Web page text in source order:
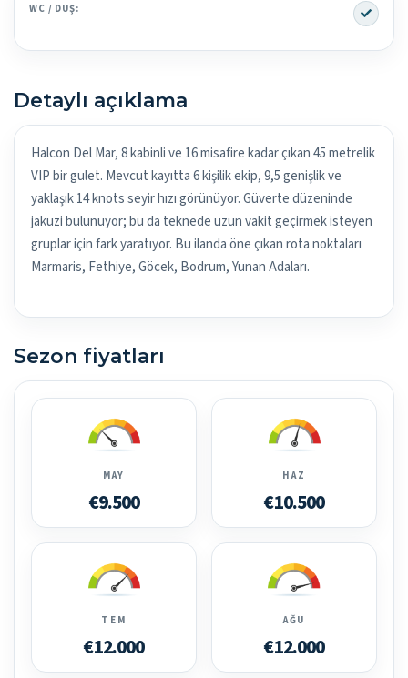
WC / DUŞ: Yes
Detaylı açıklama
Halcon Del Mar, 8 kabinli ve 16 misafire kadar çıkan 45 metrelik
VIP bir gulet. Mevcut kayıtta 6 kişilik ekip, 9,5 genişlik ve
yaklaşık 14 knots seyir hızı görünüyor. Güverte düzeninde
jakuzi bulunuyor; bu da teknede uzun vakit geçirmek isteyen
gruplar için fark yaratıyor. Bu ilanda öne çıkan rota noktaları
Marmaris, Fethiye, Göcek, Bodrum, Yunan Adaları.
Sezon fiyatları
MAY
€9.500
HAZ
€10.500
TEM
€12.000
AĞU
€12.000